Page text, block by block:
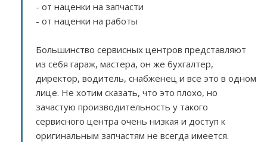
- от наценки на запчасти
- от наценки на работы
Большинство сервисных центров представляют
из себя гараж, мастера, он же бухгалтер,
директор, водитель, снабженец и все это в одном
лице. Не хотим сказать, что это плохо, но
зачастую производительность у такого
сервисного центра очень низкая и доступ к
оригинальным запчастям не всегда имеется.